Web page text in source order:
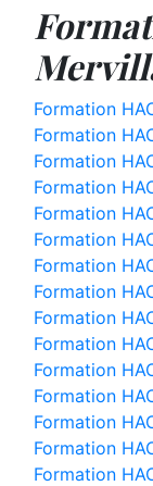
Formation
Formation
Formation
Formation
Formation
Formation
Formation
Formation
Formation
Formation
Formation
Formation
Formation
Formation
Formation